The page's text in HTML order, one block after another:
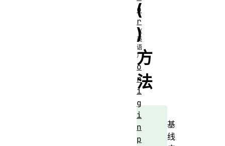
(
)
方
法
基
线
o
r
o
r
i
g
i
n
p